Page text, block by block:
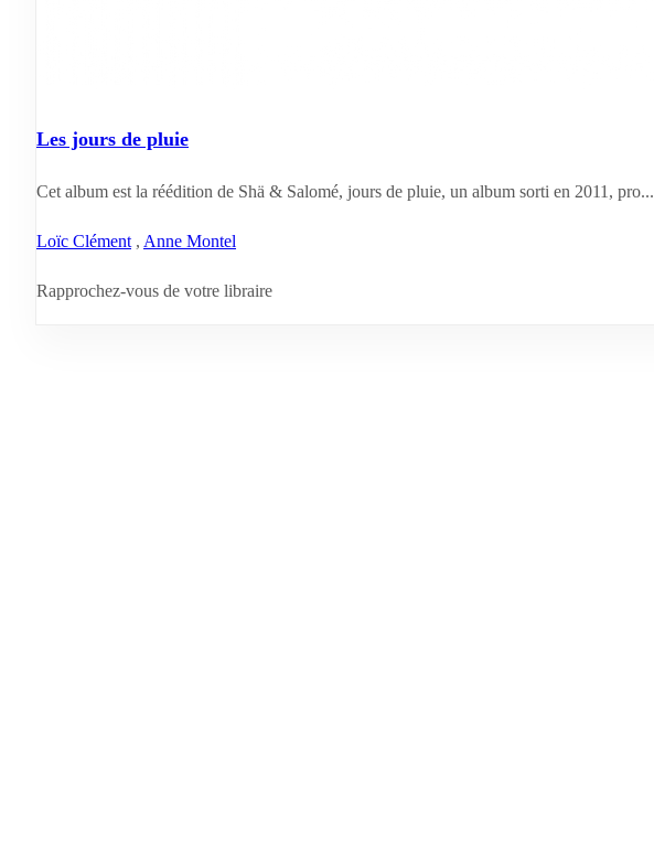
Les jours de pluie
Cet album est la réédition de Shä & Salomé, jours de pluie, un album sorti en 2011, pro...
Loïc Clément , Anne Montel
Rapprochez-vous de votre libraire